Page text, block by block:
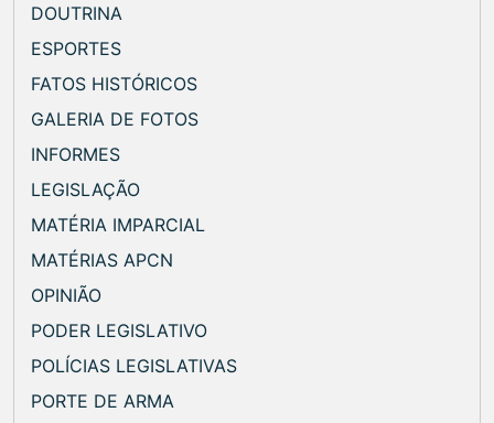
DOUTRINA
ESPORTES
FATOS HISTÓRICOS
GALERIA DE FOTOS
INFORMES
LEGISLAÇÃO
MATÉRIA IMPARCIAL
MATÉRIAS APCN
OPINIÃO
PODER LEGISLATIVO
POLÍCIAS LEGISLATIVAS
PORTE DE ARMA